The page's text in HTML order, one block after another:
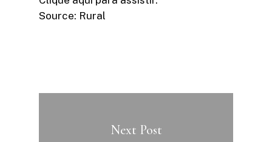
Source: Rural
Next Post